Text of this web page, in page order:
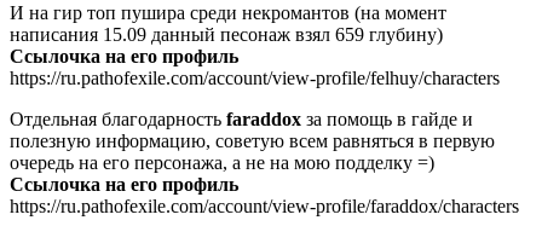
И на гир топ пушира среди некромантов (на момент
написания 15.09 данный песонаж взял 659 глубину)
Ссылочка на его профиль
https://ru.pathofexile.com/account/view-profile/felhuy/characters
Отдельная благодарность faraddox за помощь в гайде и
полезную информацию, советую всем равняться в первую
очередь на его персонажа, а не на мою подделку =)
Ссылочка на его профиль
https://ru.pathofexile.com/account/view-profile/faraddox/characters